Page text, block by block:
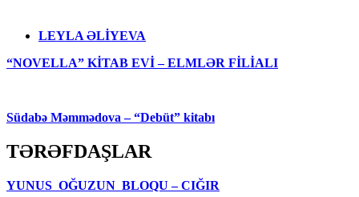
LEYLA ƏLİYEVA
“NOVELLA” KİTAB EVİ – ELMLƏR FİLİALI
Südabə Məmmədova – “Debüt” kitabı
TƏRƏFDAŞLAR
YUNUS OĞUZUN BLOQU – CIĞIR